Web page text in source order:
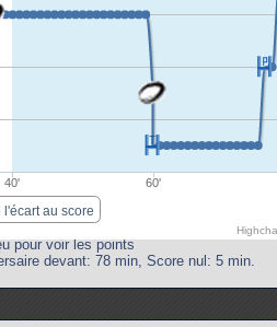
au score
40' 60'
pour voir les points
devant: 78 min, Score nul: 5 min.